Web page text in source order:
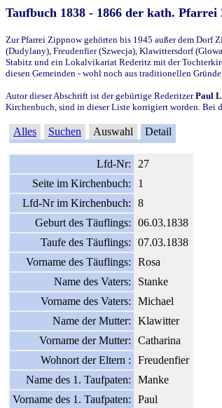
Taufbuch 1838 - 1866 der kath.
Zur Pfarrei Zippnow gehörten bis 1945 außer dem Dorf
(Dudylany), Freudenfier (Szwecja), Klawittersdorf
Stabitz und ein Lokalvikariat Rederitz mit der
diesen Gemeinden - wohl noch aus traditionellen
Autor dieser Abschrift ist der gebürtige RederitzerPaul
Kirchenbuch, sind in dieser Liste korrigiert worden. Bei
Alles Suchen Auswahl Detail
Lfd-Nr:
27
Seite im Kirchenbuch:
1
Lfd-Nr im Kirchenbuch:
8
Geburt des Täuflings:
06.03.1838
Taufe des Täuflings:
07.03.1838
Vorname des Täuflings:
Rosa
Name des Vaters:
Stanke
Vorname des Vaters:
Michael
Name der Mutter:
Klawitter
Vorname der Mutter:
Catharina
Wohnort der Eltern :
Freudenfier
Name des 1. Taufpaten:
Manke
Vorname des 1. Taufpaten:
Paul